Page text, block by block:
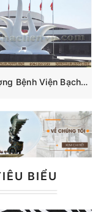
Biểu tượng Bệnh Viện Bạch Mai Hà Nam
BIỂU